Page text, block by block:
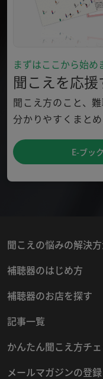
まずはここから始め
聞こえを応
聞こえ方のこと、
分かりやすくまと
E-ブッ
聞こえの悩みの解決
補聴器のはじめ方
補聴器のお店を探す
記事一覧
かんたん聞こえ方チ
メールマガジンの登録